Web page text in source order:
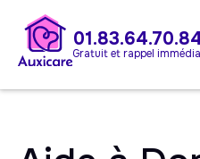
Gratuit et rappel